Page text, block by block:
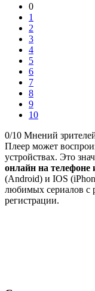
0
1
2
3
4
5
6
7
8
9
10
0/10 Мнений
Плеер может
устройствах. Это
онлайн на телефоне
(Android) и IOS
любимых сериалов с
регистрации.